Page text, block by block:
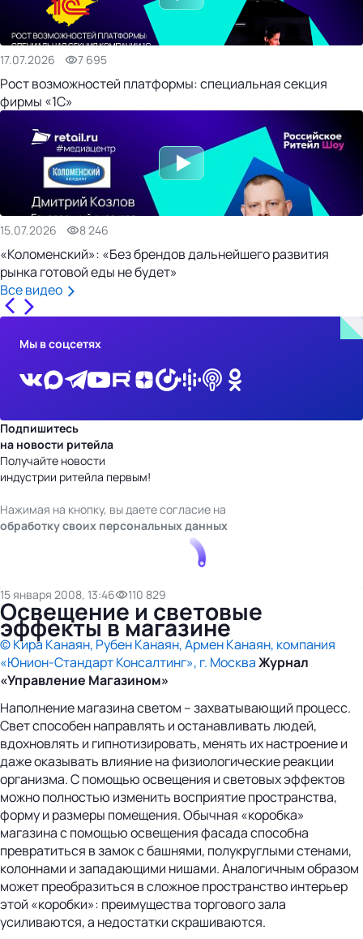
17.07.2026 7 695
Рост возможностей платформы: специальная секция
фирмы «1С»
15.07.2026 8 246
«Коломенский»: «Без брендов дальнейшего развития
рынка готовой еды не будет»
Все видео
Мы в соцсетях
Подпишитесь
на новости ритейла
Получайте новости
индустрии ритейла первым!
Нажимая на кнопку, вы даете согласие на
обработку своих персональных данных
15 января 2008, 13:46 110 829
Освещение и световые
эффекты в магазине
© Кира Канаян, Рубен Канаян, Армен Канаян, компания
«Юнион-Стандарт Консалтинг», г. МоскваЖурнал
«Управление Магазином»
Наполнение магазина светом – захватывающий процесс.
Свет способен направлять и останавливать людей,
вдохновлять и гипнотизировать, менять их настроение и
даже оказывать влияние на физиологические реакции
организма. С помощью освещения и световых эффектов
можно полностью изменить восприятие пространства,
форму и размеры помещения. Обычная «коробка»
магазина с помощью освещения фасада способна
превратиться в замок с башнями, полукруглыми стенами,
колоннами и западающими нишами. Аналогичным образом
может преобразиться в сложное пространство интерьер
этой «коробки»: преимущества торгового зала
усиливаются, а недостатки скрашиваются.